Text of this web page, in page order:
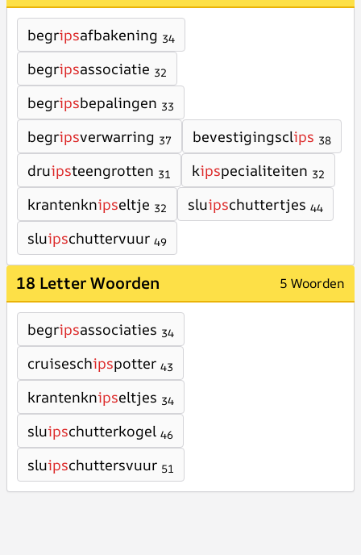
begripsafbakening 34
begripsassociatie 32
begripsbepalingen 33
begripsverwarring 37 bevestigingsclips 38
druipsteengrotten 31 kipspecialiteiten 32
krantenknipseltje 32 sluipschuttertjes 44
sluipschuttervuur 49
18 Letter Woorden 5 Woorden
begripsassociaties 34
cruiseschipspotter 43
krantenknipseltjes 34
sluipschutterkogel 46
sluipschuttersvuur 51